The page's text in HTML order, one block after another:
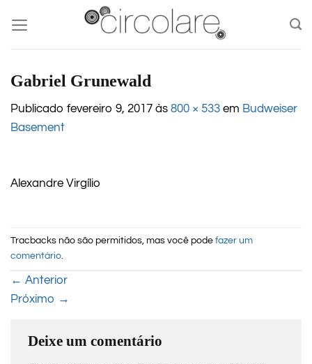
content
Gabriel Grunewald
Publicado fevereiro 9, 2017 às 800 × 533 em Budweiser
Basement
Alexandre Virgílio
Tracbacks não são permitidos, mas você pode fazer um
comentário.
← Anterior
Próximo →
Deixe um comentário